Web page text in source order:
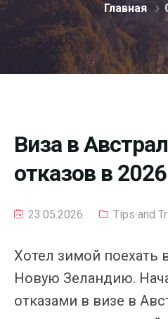
Главная
Виза в
отказов в
23.05.2026 Tips and
Хотел зимой поехать
Новую Зеландию.
отказами в визе в